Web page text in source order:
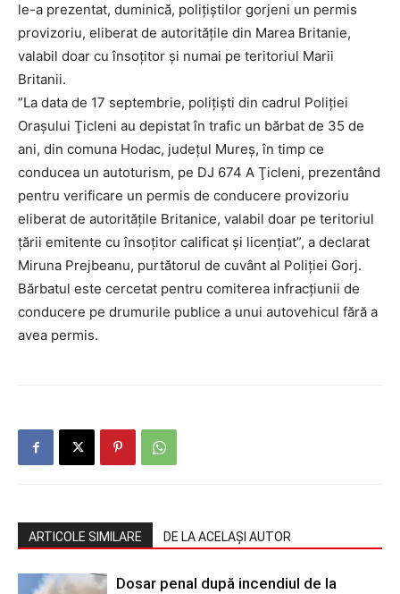
le-a prezentat, duminică, poliţiştilor gorjeni un permis
provizoriu, eliberat de autorităţile din Marea Britanie,
valabil doar cu însoţitor şi numai pe teritoriul Marii
Britanii.
”La data de 17 septembrie, polițiști din cadrul Poliției
Oraşului Ţicleni au depistat în trafic un bărbat de 35 de
ani, din comuna Hodac, judeţul Mureş, în timp ce
conducea un autoturism, pe DJ 674 A Ţicleni, prezentând
pentru verificare un permis de conducere provizoriu
eliberat de autorităţile Britanice, valabil doar pe teritoriul
ţării emitente cu însoţitor calificat şi licenţiat”, a declarat
Miruna Prejbeanu, purtătorul de cuvânt al Poliției Gorj.
Bărbatul este cercetat pentru comiterea infracţiunii de
conducere pe drumurile publice a unui autovehicul fără a
avea permis.
ARTICOLE SIMILARE DE LA ACELAȘI AUTOR
Dosar penal după incendiul de la